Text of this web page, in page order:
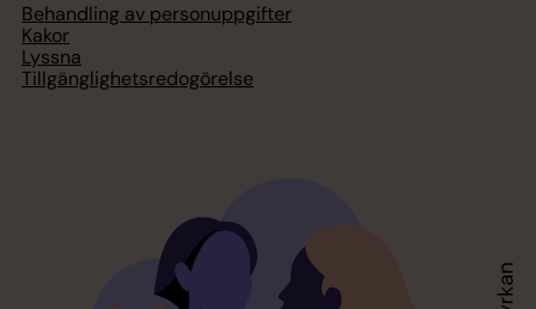
Behandling av personuppgifter
Kakor
Lyssna
Tillgänglighetsredogörelse